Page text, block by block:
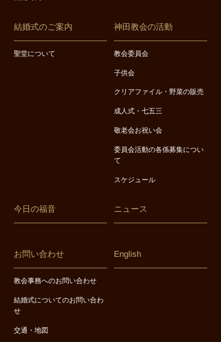
結婚式のご案内
聖堂について
神田教会の活動
教会委員会
子供会
クリアファイル・野菜の販売
成人式・七五三
敬老会お祝い会
委員会活動の各係募集につい
て
スケジュール
今日の福音 ニュース
お問い合わせ
教会事務へのお問い合わせ
結婚式についてのお問い合わ
せ
交通・地図
English